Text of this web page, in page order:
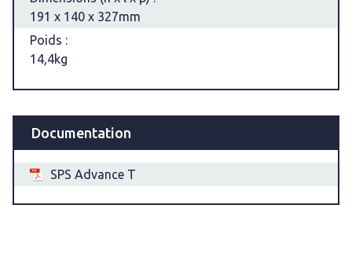
191 x 140 x 327mm
Poids :
14,4kg
Documentation
SPS Advance T